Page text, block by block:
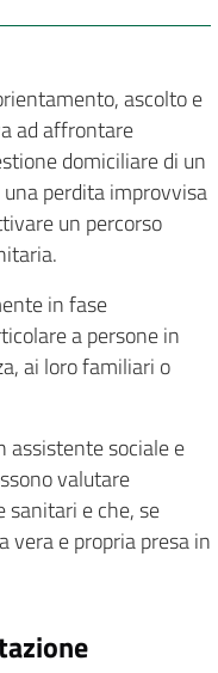
ascolto e
ad affrontare
domiciliare di un
perdita improvvisa
un percorso
in fase
a persone in
ai loro familiari o
assistente sociale e
valutare
e che, se
vera e propria presa in